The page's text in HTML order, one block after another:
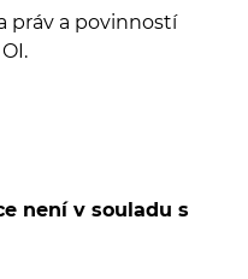
práv a povinností
není v souladu s